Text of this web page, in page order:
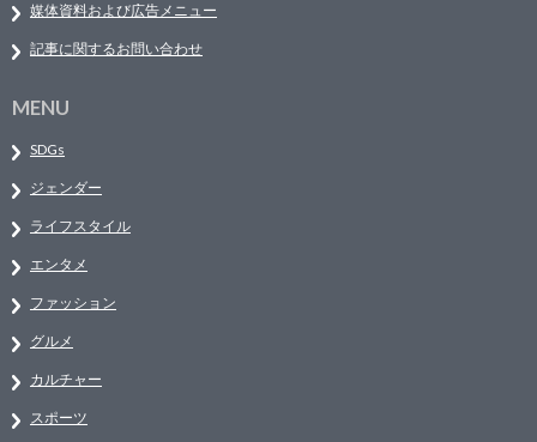
媒体資料および広告メニュー
記事に関するお問い合わせ
MENU
SDGs
ジェンダー
ライフスタイル
エンタメ
ファッション
グルメ
カルチャー
スポーツ